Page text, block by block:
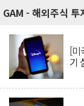
GAM - 해외주식 투
[미
기